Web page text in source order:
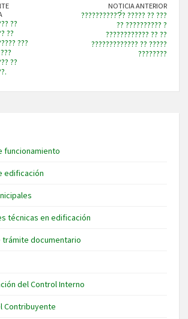
??
??
???
??
NOTICIA ANTERIOR
???????????́? ????? ?? ???
?? ?????????? ?
???????????? ?? ??
????????????? ?? ?????
????????
funcionamiento
edificación
técnicas en edificación
trámite documentario
del Control Interno
Contribuyente